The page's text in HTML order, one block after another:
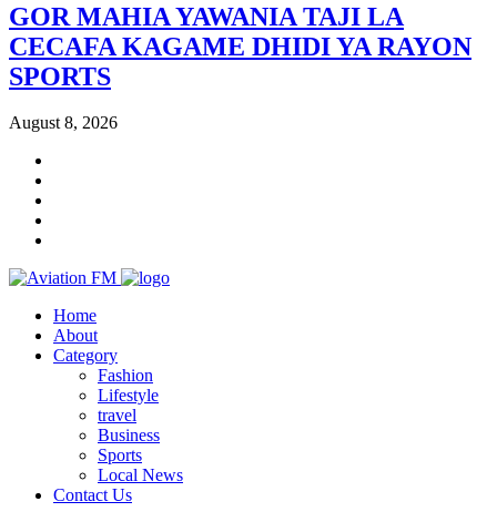
GOR MAHIA YAWANIA TAJI LA
CECAFA KAGAME DHIDI YA RAYON
SPORTS
August 8, 2026
Home
About
Category
Fashion
Lifestyle
travel
Business
Sports
Local News
Contact Us